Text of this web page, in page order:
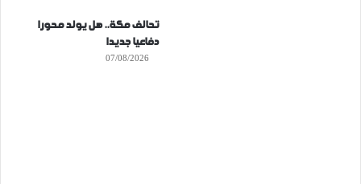
تحالف مكة.. هل يولد محورا
دفاعيا جديدا
07/08/2026